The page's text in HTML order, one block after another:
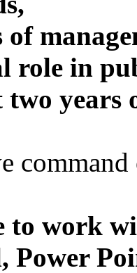
of
role in
two
to work
Power